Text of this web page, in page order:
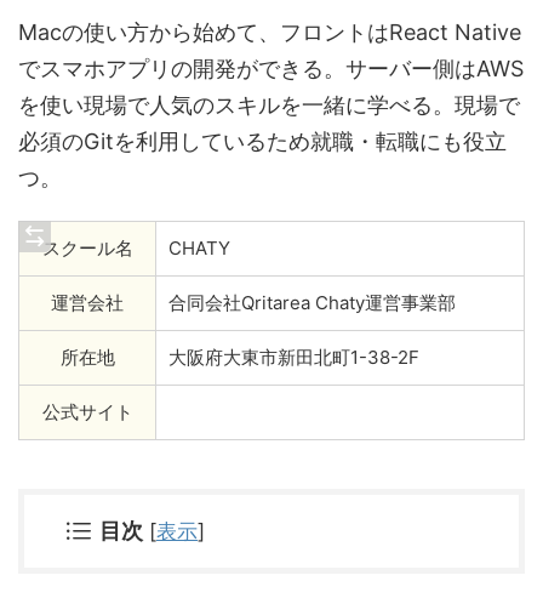
Macの使い方から始めて、フロントはReact Native
でスマホアプリの開発ができる。サーバー側はAWS
を使い現場で人気のスキルを一緒に学べる。現場で
必須のGitを利用しているため就職・転職にも役立
つ。
スクール名 CHATY
運営会社 合同会社Qritarea Chaty運営事業部
所在地 大阪府大東市新田北町1-38-2F
公式サイト
目次 [表示]